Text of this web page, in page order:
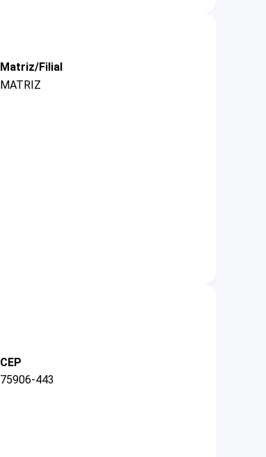
Matriz/Filial
MATRIZ
CEP
75906-443